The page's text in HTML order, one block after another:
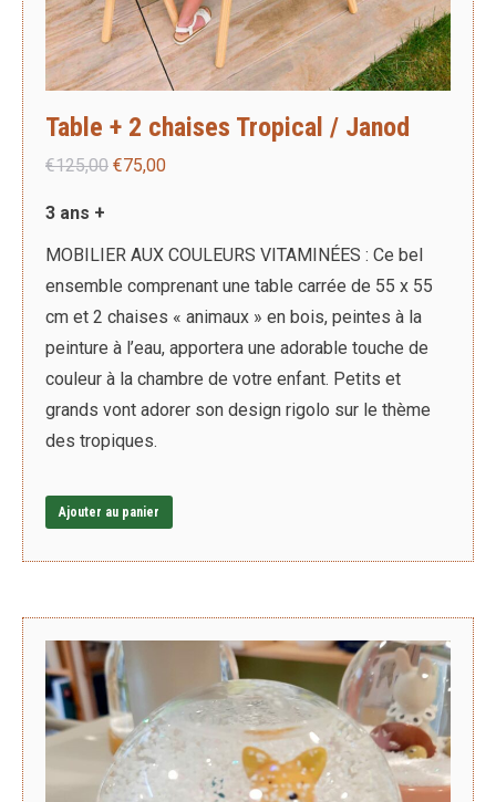
Table + 2 chaises Tropical / Janod
€125,00 Le
était :
€125,00.
€75,00Le
est :
€75,00.
3 ans +
MOBILIER AUX COULEURS VITAMINÉES : Ce bel
ensemble comprenant une table carrée de 55 x 55
cm et 2 chaises « animaux » en bois, peintes à la
peinture à l’eau, apportera une adorable touche de
couleur à la chambre de votre enfant. Petits et
grands vont adorer son design rigolo sur le thème
des tropiques.
Ajouter au panier